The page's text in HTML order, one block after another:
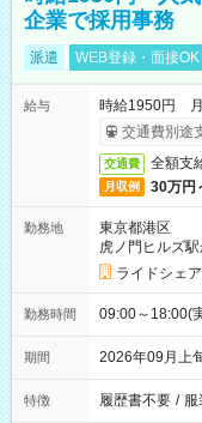
企業で採用事務
派遣 WEB登録・面接OK
給与
時給1950円
交通費別途
交通費 全額支
月収例 30万円
勤務地
東京都港区
虎ノ門ヒルズ
ライドシェ
勤務時間 09:00～18:00(
期間 2026年09月上
特徴 履歴書不要 / 服